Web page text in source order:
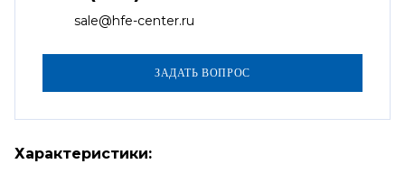
sale@hfe-center.ru
Характеристики: